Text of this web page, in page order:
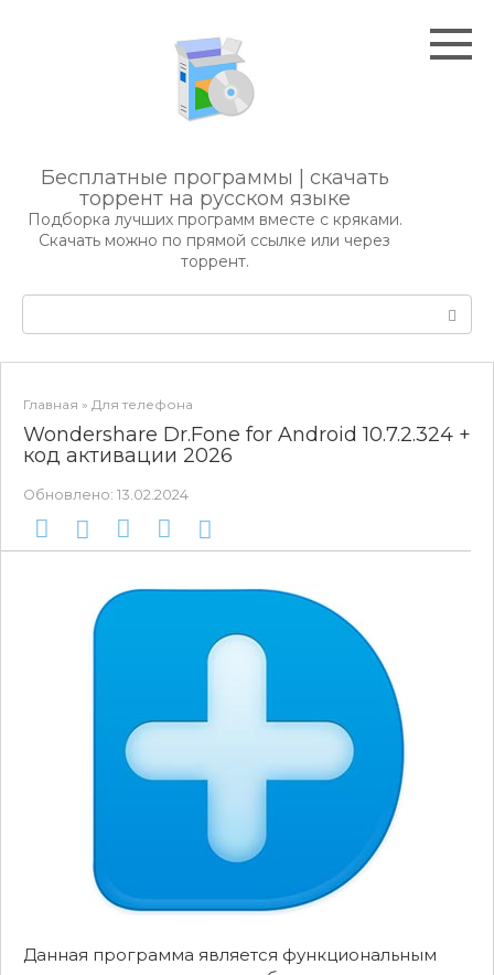
Бесплатные программы | скачать
торрент на русском языке
Подборка лучших программ вместе с кряками.
Скачать можно по прямой ссылке или через
торрент.
Главная » Для телефона
Wondershare Dr.Fone for Android 10.7.2.324 +
код активации 2026
Обновлено: 13.02.2024
Данная программа является функциональным